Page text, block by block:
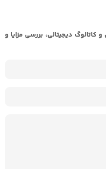
کاتالوگ دیجیتالی، بررسی مزایا و